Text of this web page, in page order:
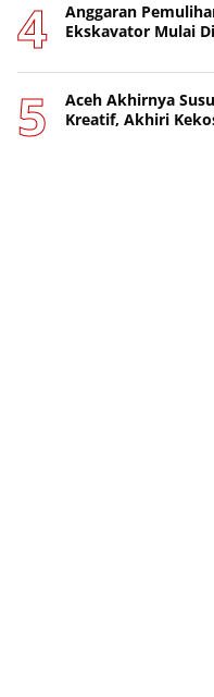
Anggaran
Ekskavator Mulai
Aceh Akhirnya
Kreatif, Akhiri